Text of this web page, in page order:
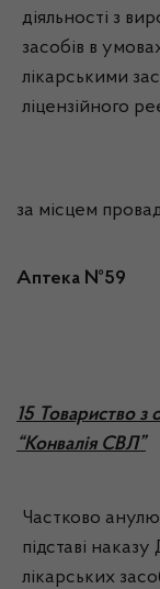
діяльності з
засобів в
лікарськими
ліцензійного
за місцем
Аптека №59
15 Товариство з
“Конвалія СВЛ”
Частково
підставі
лікарських